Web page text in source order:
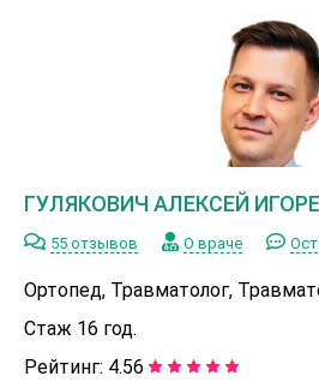
ГУЛЯКОВИЧ АЛЕКСЕЙ
55 отзывов О враче
Ортопед, Травматолог,
Стаж 16 год.
Рейтинг: 4.56